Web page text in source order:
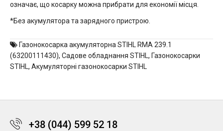
означає, що косарку можна прибрати для економії місця.
*Без акумулятора та зарядного пристрою.
Газонокосарка акумуляторна STIHL RMA 239.1
(63200111430), Садове обладнання STIHL, Газонокосарки
STIHL, Акумуляторні газонокосарки STIHL
+38 (044) 599 52 18